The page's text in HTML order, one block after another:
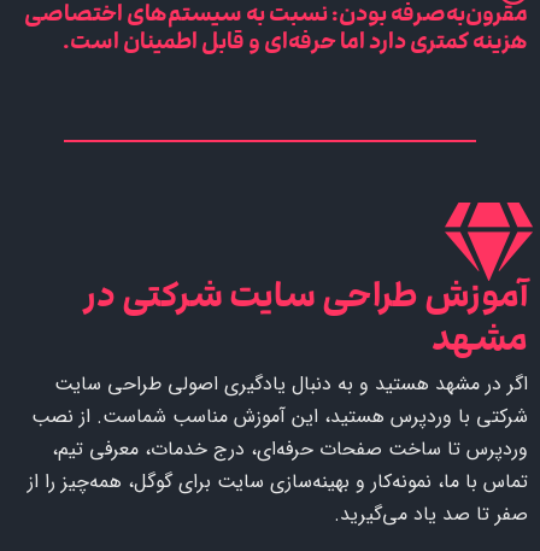
مقرون‌به‌صرفه بودن: نسبت به سیستم‌های اختصاصی
هزینه کمتری دارد اما حرفه‌ای و قابل اطمینان است.
آموزش طراحی سایت شرکتی در
مشهد
اگر در مشهد هستید و به دنبال یادگیری اصولی طراحی سایت
شرکتی با وردپرس هستید، این آموزش مناسب شماست. از نصب
وردپرس تا ساخت صفحات حرفه‌ای، درج خدمات، معرفی تیم،
تماس با ما، نمونه‌کار و بهینه‌سازی سایت برای گوگل، همه‌چیز را از
صفر تا صد یاد می‌گیرید.